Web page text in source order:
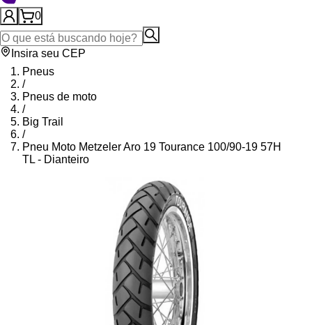
0
Insira seu CEP
Pneus
/
Pneus de moto
/
Big Trail
/
Pneu Moto Metzeler Aro 19 Tourance 100/90-19 57H
TL - Dianteiro